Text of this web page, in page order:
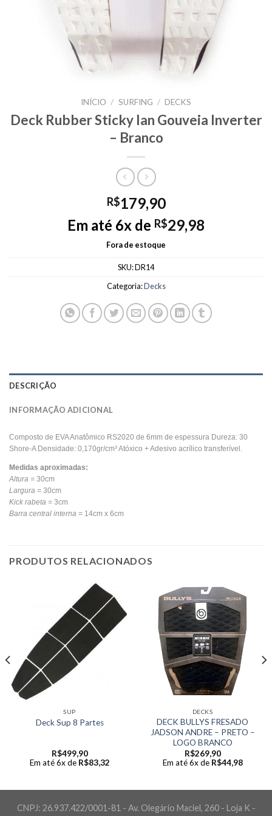
INÍCIO / SURFING / DECKS
Deck Rubber Sticky Ian Gouveia Inverter
– Branco
R$179,90
Em até 6x de R$29,98
Fora de estoque
SKU:DR14
Categoria:Decks
DESCRIÇÃO
INFORMAÇÃO ADICIONAL
Composto de EVA Anatômico RS2020 de 6mm de espessura Dureza: 30
Shore-A Densidade: 0,170gr/cm³ Atóxico + Adesivo acrílico transferível.
Medidas aproximadas:
Altura = 30cm
Largura = 30cm
Kick rabeta = 3cm
Barra central interna = 14cm x 6cm
PRODUTOS RELACIONADOS
SUP
Deck Sup 8 Partes
R$499,90
Em até 6x de R$83,32
DECKS
DECK BULLYS FRESADO
JADSON ANDRE – PRETO –
LOGO BRANCO
R$269,90
Em até 6x de R$44,98
CNPJ: 26.937.422/0001-81 - Av. Olegário Maciel, 260 - Loja K -